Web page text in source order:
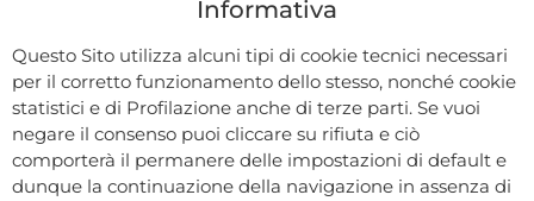
Informativa
Questo Sito utilizza alcuni tipi di cookie tecnici necessari
per il corretto funzionamento dello stesso, nonché cookie
statistici e di Profilazione anche di terze parti. Se vuoi
negare il consenso puoi cliccare su rifiuta e ciò
comporterà il permanere delle impostazioni di default e
dunque la continuazione della navigazione in assenza di